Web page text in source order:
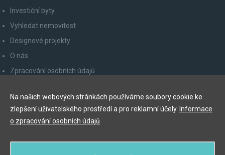
Investiční byty
Vyhledat nemovitost
Designové projekty
O nás
Zpracování osobních údajů
Odhlášení z newsletteru
Na našich webových stránkách používáme soubory cookie ke
zlepšení uživatelského prostředí a pro reklamní účely. Informace
o zpracování osobních údajů